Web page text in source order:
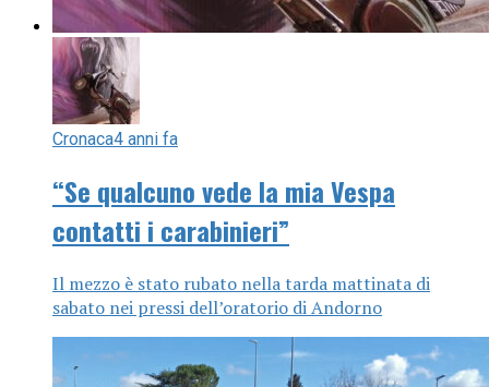
Cronaca4 anni fa
“Se qualcuno vede la mia Vespa
contatti i carabinieri”
Il mezzo è stato rubato nella tarda mattinata di
sabato nei pressi dell’oratorio di Andorno